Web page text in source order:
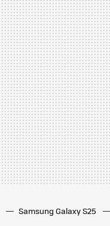
Samsung Galaxy S25